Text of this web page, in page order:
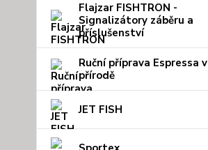
Flajzar FISHTRON -
Signalizátory záběru a
příslušenství
Ruční příprava Espressa v
přírodě
JET FISH